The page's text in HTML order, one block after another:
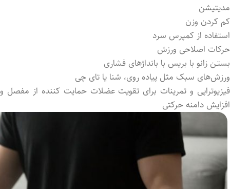
مدیتیشن
کم کردن وزن
استفاده از کمپرس سرد
حرکات اصلاحی ورزش
بستـن زانو با بریس با بانداژهای فشاری
ورزش‌های سبک مثل پیاده روی، شنا یا تای چی
فیزیوتراپی و تمرینات برای تقویت عضلات حمایت کننده از مفصل و
افزایش دامنه حرکتی